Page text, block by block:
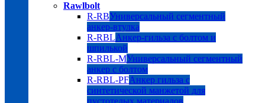
Rawlbolt
R-RBУниверсальный сегментный
анкер-втулка
R-RBLАнкер-гильза с болтом и
шпилькой
R-RBL-MУниверсальный сегментный
анкер с болтом
R-RBL-PFАнкер гильза с
синтетической манжетой для
пустотелых материалов